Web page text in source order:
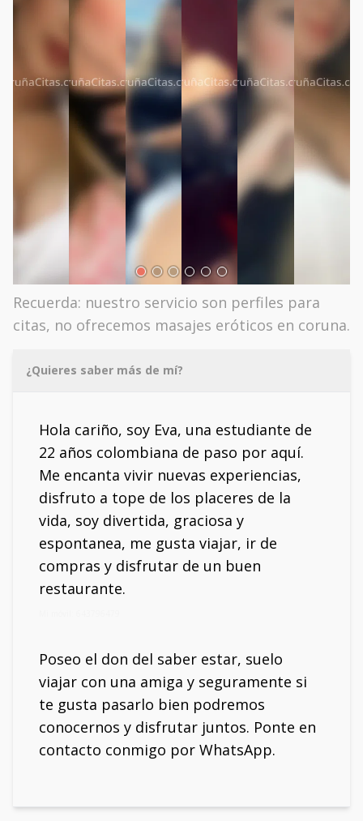
Recuerda: nuestro servicio son perfiles para
citas, no ofrecemos masajes eróticos en coruna.
¿Quieres saber más de mí?
Hola cariño, soy Eva, una estudiante de
22 años colombiana de paso por aquí.
Me encanta vivir nuevas experiencias,
disfruto a tope de los placeres de la
vida, soy divertida, graciosa y
espontanea, me gusta viajar, ir de
compras y disfrutar de un buen
restaurante.
Poseo el don del saber estar, suelo
viajar con una amiga y seguramente si
te gusta pasarlo bien podremos
conocernos y disfrutar juntos. Ponte en
contacto conmigo por WhatsApp.